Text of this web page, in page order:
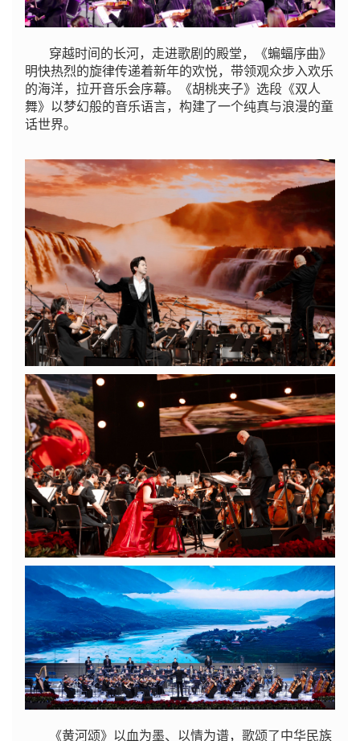
穿越时间的长河，走进歌剧的殿堂，《蝙蝠序曲》
明快热烈的旋律传递着新年的欢悦，带领观众步入欢乐
的海洋，拉开音乐会序幕。《胡桃夹子》选段《双人
舞》以梦幻般的音乐语言，构建了一个纯真与浪漫的童
话世界。
《黄河颂》以血为墨、以情为谱，歌颂了中华民族